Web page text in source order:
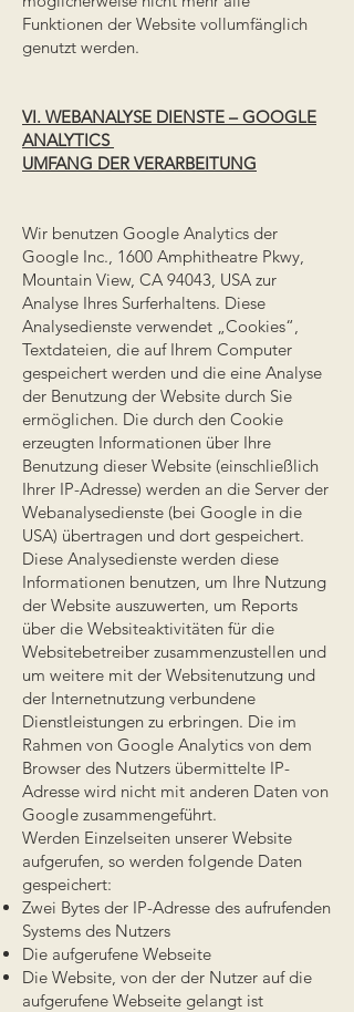
Funktionen der Website vollumfänglich
genutzt werden.
VI. WEBANALYSE DIENSTE – GOOGLE
ANALYTICS
UMFANG DER VERARBEITUNG
Wir benutzen Google Analytics der
Google Inc., 1600 Amphitheatre Pkwy,
Mountain View, CA 94043, USA zur
Analyse Ihres Surferhaltens. Diese
Analysedienste verwendet „Cookies“,
Textdateien, die auf Ihrem Computer
gespeichert werden und die eine Analyse
der Benutzung der Website durch Sie
ermöglichen. Die durch den Cookie
erzeugten Informationen über Ihre
Benutzung dieser Website (einschließlich
Ihrer IP-Adresse) werden an die Server der
Webanalysedienste (bei Google in die
USA) übertragen und dort gespeichert.
Diese Analysedienste werden diese
Informationen benutzen, um Ihre Nutzung
der Website auszuwerten, um Reports
über die Websiteaktivitäten für die
Websitebetreiber zusammenzustellen und
um weitere mit der Websitenutzung und
der Internetnutzung verbundene
Dienstleistungen zu erbringen. Die im
Rahmen von Google Analytics von dem
Browser des Nutzers übermittelte IP-
Adresse wird nicht mit anderen Daten von
Google zusammengeführt.
Werden Einzelseiten unserer Website
aufgerufen, so werden folgende Daten
gespeichert:
Zwei Bytes der IP-Adresse des aufrufenden
Systems des Nutzers
Die aufgerufene Webseite
Die Website, von der der Nutzer auf die
aufgerufene Webseite gelangt ist